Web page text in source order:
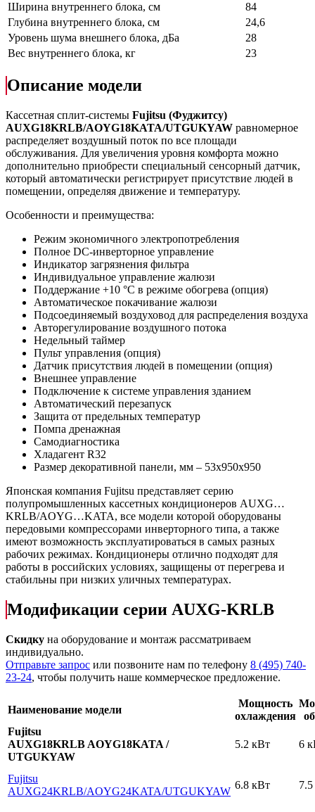
Ширина внутреннего блока, см
84
Глубина внутреннего блока, см
24,6
Уровень шума внешнего блока, дБа
28
Вес внутреннего блока, кг
23
Описание модели
Кассетная сплит-системы Fujitsu (Фуджитсу)
AUXG18KRLB/AOYG18KATA/UTGUKYAW равномерное
распределяет воздушный поток по все площади
обслуживания. Для увеличения уровня комфорта можно
дополнительно приобрести специальный сенсорный датчик,
который автоматически регистрирует присутствие людей в
помещении, определяя движение и температуру.
Особенности и преимущества:
Режим экономичного электропотребления
Полное DC-инверторное управление
Индикатор загрязнения фильтра
Индивидуальное управление жалюзи
Поддержание +10 °С в режиме обогрева (опция)
Автоматическое покачивание жалюзи
Подсоединяемый воздуховод для распределения воздуха
Авторегулирование воздушного потока
Недельный таймер
Пульт управления (опция)
Датчик присутствия людей в помещении (опция)
Внешнее управление
Подключение к системе управления зданием
Автоматический перезапуск
Защита от предельных температур
Помпа дренажная
Самодиагностика
Хладагент R32
Размер декоративной панели, мм – 53х950х950
Японская компания Fujitsu представляет серию
полупромышленных кассетных кондиционеров AUXG…
KRLB/AOYG…KATA, все модели которой оборудованы
передовыми компрессорами инверторного типа, а также
имеют возможность эксплуатироваться в самых разных
рабочих режимах. Кондиционеры отлично подходят для
работы в российских условиях, защищены от перегрева и
стабильны при низких уличных температурах.
Модификации серии AUXG-KRLB
Скидку на оборудование и монтаж рассматриваем
индивидуально.
Отправьте запрос или позвоните нам по телефону 8 (495) 740-
23-24, чтобы получить наше коммерческое предложение.
Наименование модели
Мощность
охлаждения
Fujitsu
AUXG18KRLB AOYG18KATA /
UTGUKYAW
5.2 кВт 6
Fujitsu
AUXG24KRLB/AOYG24KATA/UTGUKYAW
6.8 кВт